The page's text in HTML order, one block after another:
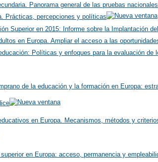
Panorama general de las pruebas
Prácticas, percepciones y políticas
Superior en 2015: Informe sobre la Implantación
en Europa. Ampliar el acceso a las
Políticas y enfoques para la evaluación de
de la educación y la formación en Europa:
en Europa. Mecanismos, métodos y
en Europa: acceso, permanencia y